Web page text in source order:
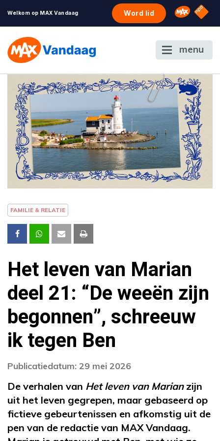
Welkom op MAX Vandaag Word lid Omroep
NPO
menu
FAMILIE & RELATIE
Het leven van Marian
deel 21: “De weeën zijn
begonnen”, schreeuw
ik tegen Ben
Publicatiedatum: 29 mei 2026
De verhalen van Het leven van Marianzijn
uit het leven gegrepen, maar gebaseerd op
fictieve gebeurtenissen en afkomstig uit de
pen van de redactie van MAX Vandaag.